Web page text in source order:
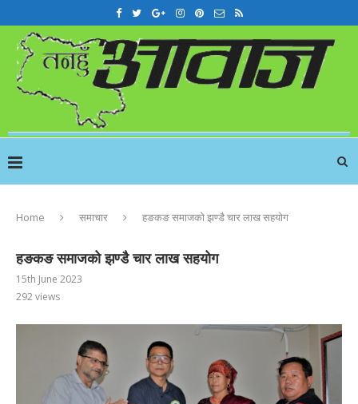
Home समाचार हङकङ समाजको झण्डै चार लाख सहयोग
हङकङ समाजको झण्डै चार लाख सहयोग
15th June 2023
292views